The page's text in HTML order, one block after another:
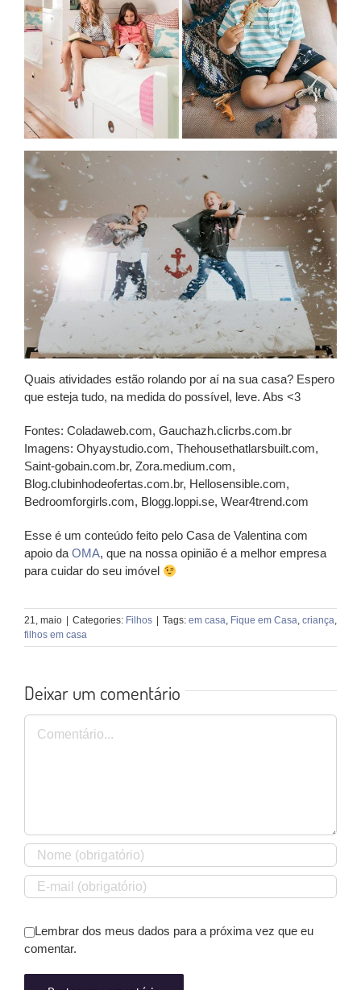
Quais atividades estão rolando por aí na sua casa? Espero
que esteja tudo, na medida do possível, leve. Abs <3
Fontes: Coladaweb.com, Gauchazh.clicrbs.com.br
Imagens: Ohyaystudio.com, Thehousethatlarsbuilt.com,
Saint-gobain.com.br, Zora.medium.com,
Blog.clubinhodeofertas.com.br, Hellosensible.com,
Bedroomforgirls.com, Blogg.loppi.se, Wear4trend.com
Esse é um conteúdo feito pelo Casa de Valentina com
apoio da OMA, que na nossa opinião é a melhor empresa
para cuidar do seu imóvel
21, maio Categories: Filhos Tags: em casa, Fique em Casa, criança,
filhos em casa
Deixar um comentário
Comentário
Lembrar dos meus dados para a próxima vez que eu
comentar.